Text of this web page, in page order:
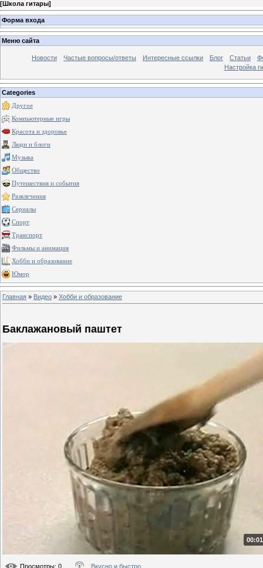
[Школа гитары]
Форма входа
Меню сайта
Новости Частые вопросы/ответы Интересные ссылки Блог Статьи
Настройка
Categories
Другое
Компьютерные игры
Красота и здоровье
Люди и блоги
Музыка
Общество
Путешествия и события
Развлечения
Сериалы
Спорт
Транспорт
Фильмы и анимация
Хобби и образование
Юмор
Главная » Видео » Хобби и образование
Баклажановый паштет
Просмотры: 0 Вкусно и быстро